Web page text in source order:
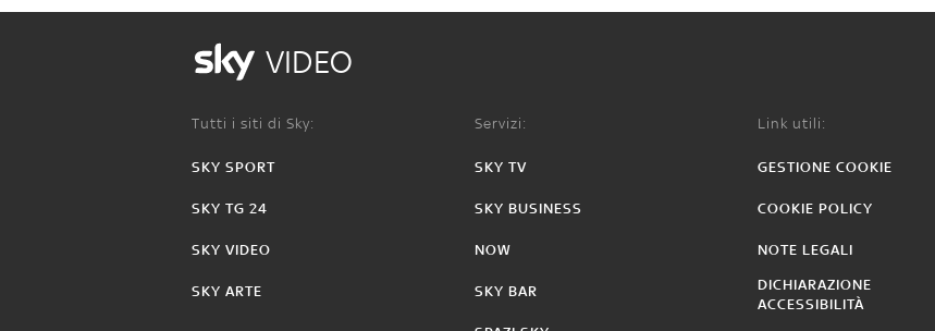
VIDEO
Tutti i siti di Sky:
SKY SPORT
SKY TG 24
SKY VIDEO
SKY ARTE
Servizi:
SKY TV
SKY BUSINESS
NOW
SKY BAR
Link utili:
GESTIONE COOKIE
COOKIE POLICY
NOTE LEGALI
DICHIARAZIONE
ACCESSIBILITÀ